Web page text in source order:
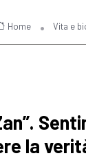
Home Vita e
la